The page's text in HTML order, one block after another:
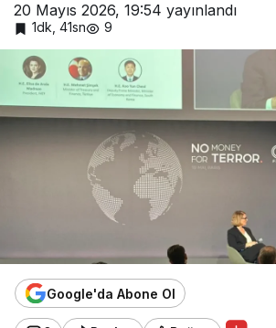
20 Mayıs 2026, 19:54 yayınlandı
1dk, 41sn 9
Google'da Abone Ol